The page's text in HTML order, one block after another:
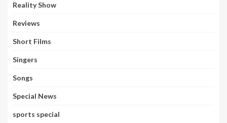
Reality Show
Reviews
Short Films
Singers
Songs
Special News
sports special